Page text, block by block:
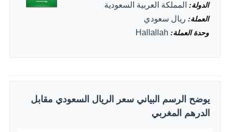
الدولة المملكة العربية السعودية
العملة ريال سعودي
وحدة العملة Hallallah
يوضح الرسم البياني سعر الريال السعودي مقابل
الدرهم المغربي